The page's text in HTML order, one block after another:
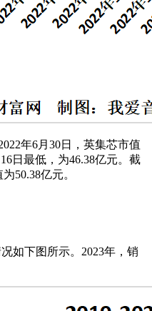
年6月30日，英集芯市值
日最低，为46.38亿元。截
50.38亿元。
如下图所示。2023年，销